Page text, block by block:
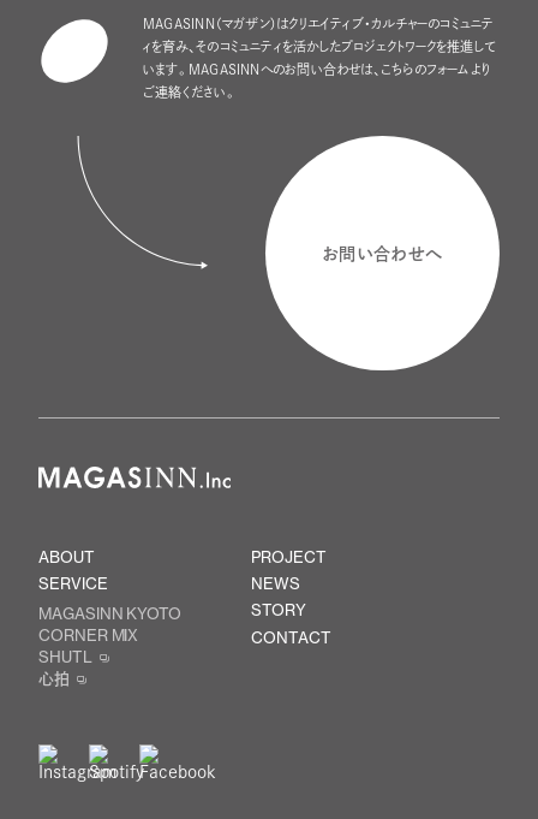
MAGASINN（マガザン）はクリエイティブ・カルチャーのコミュニテ
ィを育み、そのコミュニティを活かしたプロジェクトワークを推進して
います。 MAGASINNへのお問い合わせは、こちらのフォームより
ご連絡ください。
お問い合わせへ
ABOUT
SERVICE
MAGASINN KYOTO
CORNER MIX
SHUTL
心拍
PROJECT
NEWS
STORY
CONTACT